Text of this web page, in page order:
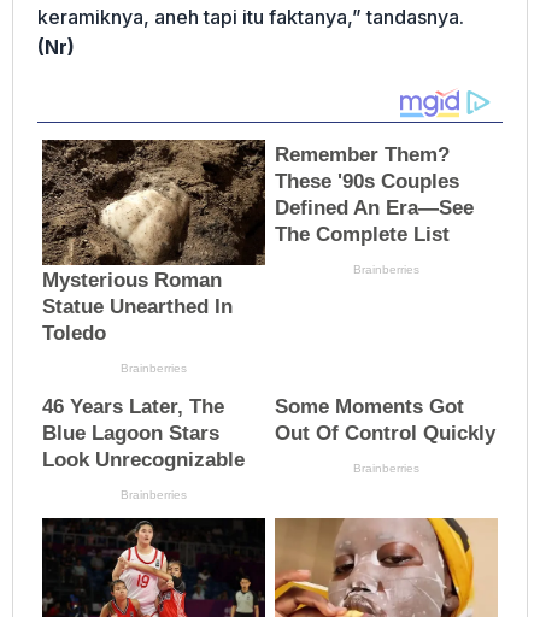
keramiknya, aneh tapi itu faktanya,” tandasnya.
(Nr)